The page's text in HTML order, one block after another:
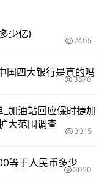
少亿)
7405
国四大银行是真的吗
3570
加油站回应保时捷加
大范围调查
3315
等于人民币多少
3020